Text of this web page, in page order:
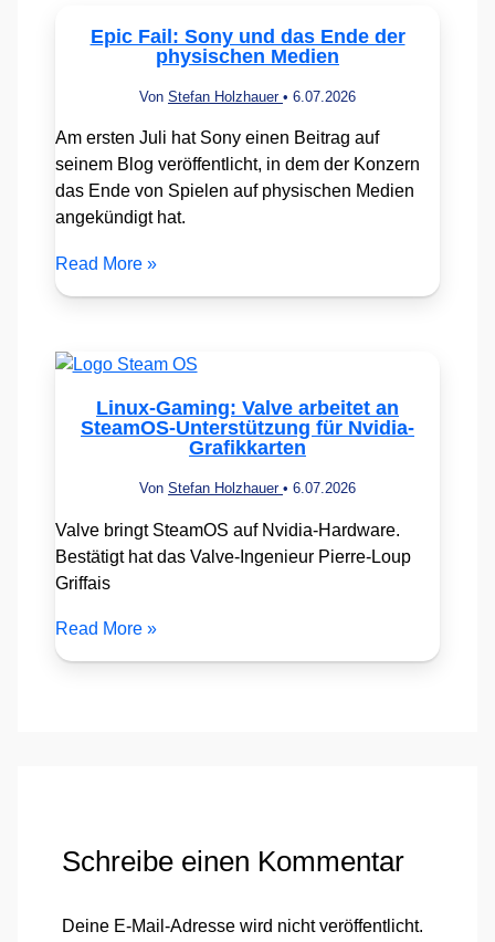
Epic Fail: Sony und das Ende der
physischen Medien
Von Stefan Holzhauer • 6.07.2026
Am ersten Juli hat Sony einen Beitrag auf
seinem Blog veröffentlicht, in dem der Konzern
das Ende von Spielen auf physischen Medien
angekündigt hat.
Read More »
Linux-Gaming: Valve arbeitet an
SteamOS-Unterstützung für Nvidia-
Grafikkarten
Von Stefan Holzhauer • 6.07.2026
Valve bringt SteamOS auf Nvidia-Hardware.
Bestätigt hat das Valve-Ingenieur Pierre-Loup
Griffais
Read More »
Schreibe einen Kommentar
Deine E-Mail-Adresse wird nicht veröffentlicht.